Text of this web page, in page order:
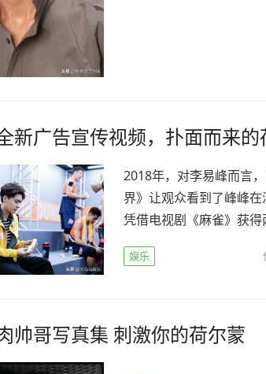
新广告宣传视频，扑面而来
2018年，对李易峰而言
界》让观众看到了峰峰
凭借电视剧《麻雀》获
娱乐
帅哥写真集 刺激你的荷尔蒙